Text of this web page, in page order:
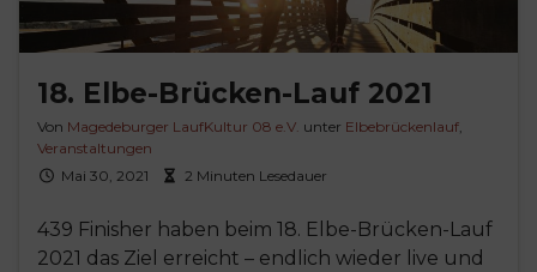
18. Elbe-Brücken-Lauf 2021
Von Magedeburger LaufKultur 08 e.V. unter Elbebrückenlauf,
Veranstaltungen
Mai 30, 2021
2 Minuten Lesedauer
439 Finisher haben beim 18. Elbe-Brücken-Lauf
2021 das Ziel erreicht – endlich wieder live und